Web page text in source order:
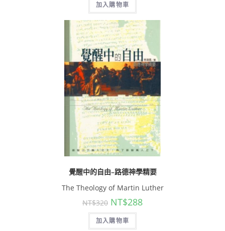
加入購物車
覺醒中的自由–路德神學精要
The Theology of Martin Luther
NT$320 NT$288
加入購物車